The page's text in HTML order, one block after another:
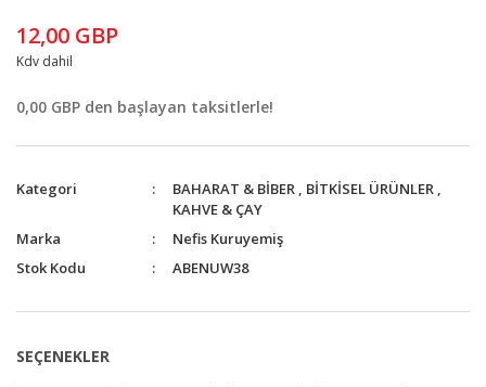
12,00 GBP
Kdv dahil
0,00 GBP den başlayan taksitlerle!
Kategori BAHARAT & BİBER , BİTKİSEL ÜRÜNLER ,
KAHVE & ÇAY
Marka
Nefis Kuruyemiş
Stok Kodu
ABENUW38
SEÇENEKLER